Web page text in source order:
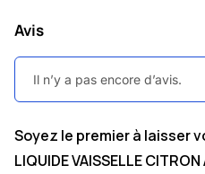
Avis
Il n’y a pas encore d’avis.
Soyez le premier à laisser
LIQUIDE VAISSELLE